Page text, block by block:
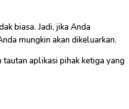
biasa. Jadi, jika Anda
mungkin akan dikeluarkan.
aplikasi pihak ketiga yang